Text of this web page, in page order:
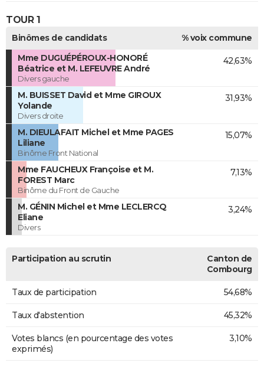
TOUR 1
Binômes de candidats
% voix commune
Mme DUGUÉPÉROUX-HONORÉ
Béatrice et M. LEFEUVRE André
Divers gauche
42,63%
M. BUISSET David et Mme GIROUX
Yolande
Divers droite
31,93%
M. DIEULAFAIT Michel et Mme PAGES
Liliane
Binôme Front National
15,07%
Mme FAUCHEUX Françoise et M.
FOREST Marc
Binôme du Front de Gauche
7,13%
M. GÉNIN Michel et Mme LECLERCQ
Eliane
Divers
3,24%
Participation au scrutin
Canton de
Combourg
Taux de participation 54,68%
Taux d'abstention 45,32%
Votes blancs (en pourcentage des votes
exprimés)
3,10%